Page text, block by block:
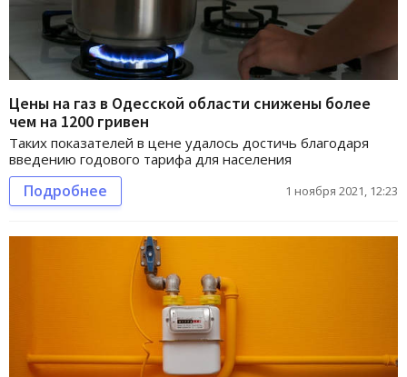
Цены на газ в Одесской области снижены более
чем на 1200 гривен
Таких показателей в цене удалось достичь благодаря
введению годового тарифа для населения
Подробнее 1 ноября 2021, 12:23